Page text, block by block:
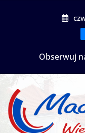
Obserwuj